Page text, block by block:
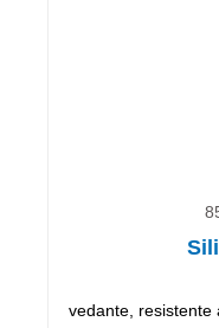
vedante, resistente